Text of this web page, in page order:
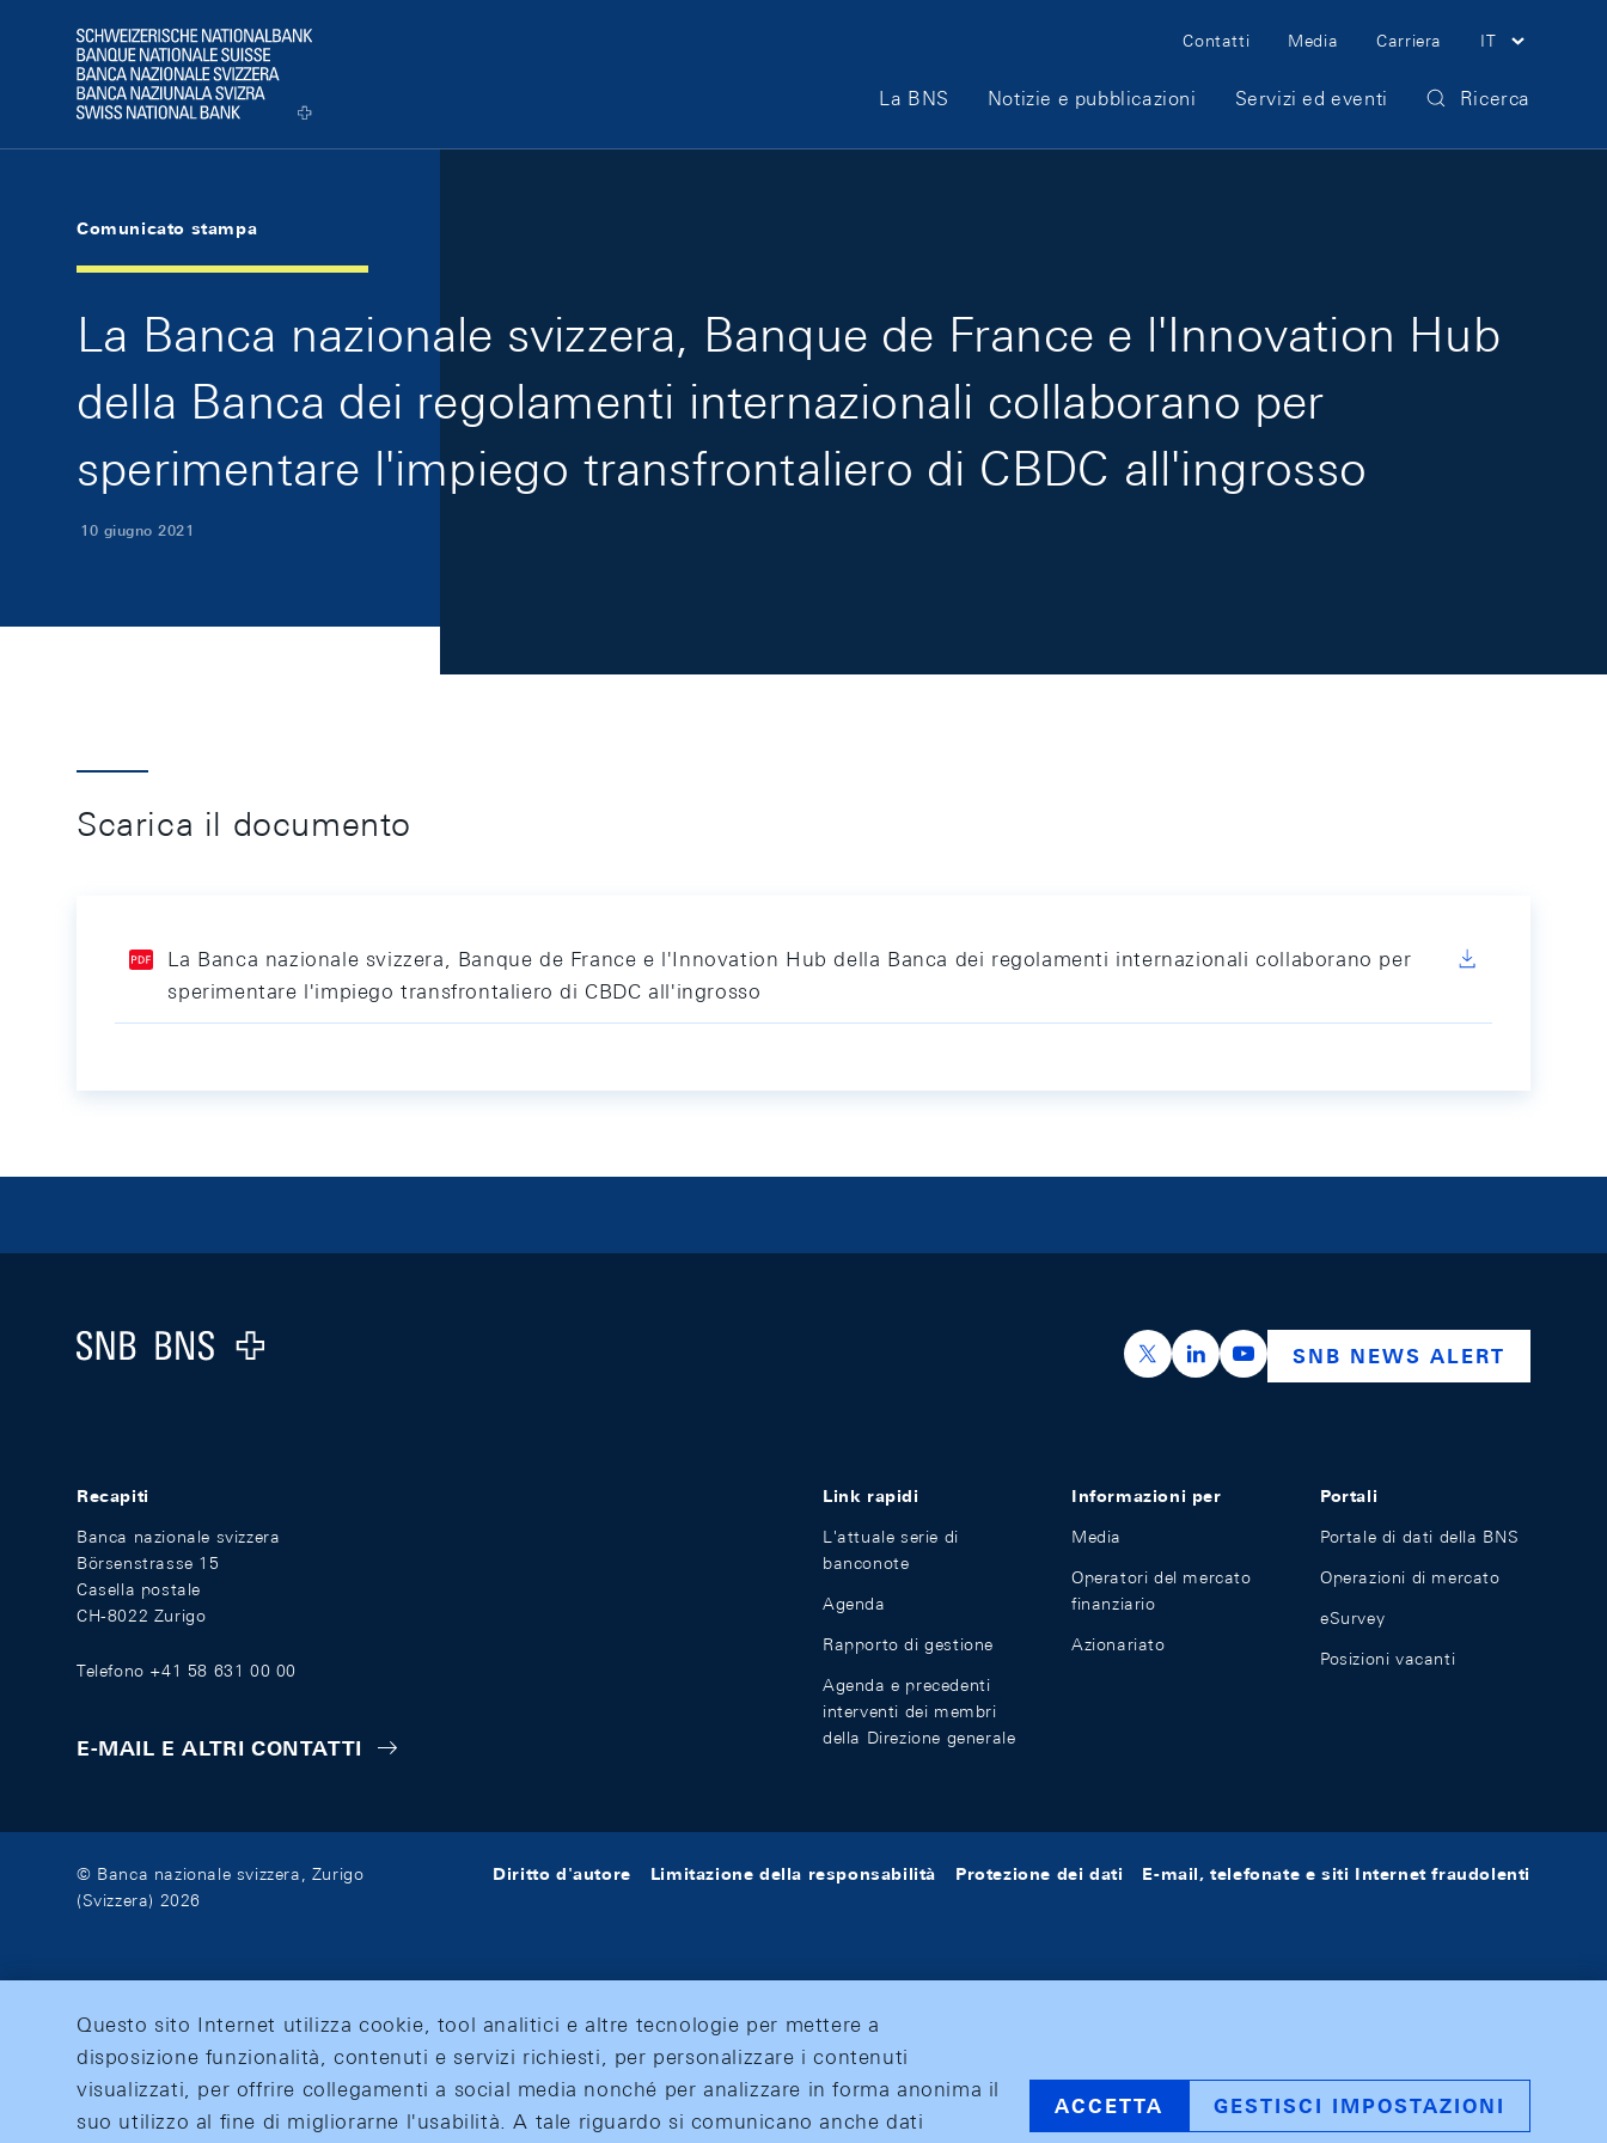
Logo
Meta Navigation
Contatti Media Carriera IT
Main Navigation
La BNS Notizie e pubblicazioni Servizi ed eventi Ricerca
Comunicato stampa
La Banca nazionale svizzera, Banque de France e l'Innovation Hub
della Banca dei regolamenti internazionali collaborano per
sperimentare l'impiego transfrontaliero di CBDC all'ingrosso
10 giugno 2021
Scarica il documento
La Banca nazionale svizzera, Banque de France e l'Innovation Hub della Banca dei regolamenti internazionali collaborano per
sperimentare l'impiego transfrontaliero di CBDC all'ingrosso
Logo
https://x.com/snb_bns
https://ch.linkedin.com/company/swiss-
https://www.youtube.com/
SNB NEWS ALERT
Recapiti
Banca nazionale svizzera
Börsenstrasse 15
Casella postale
CH-8022 Zurigo
Telefono +41 58 631 00 00
E-MAIL E ALTRI CONTATTI
Link rapidi
L'attuale serie di
banconote
Agenda
Rapporto di gestione
Agenda e precedenti
interventi dei membri
della Direzione generale
Informazioni per
Media
Operatori del mercato
finanziario
Azionariato
Portali
Portale di dati della BNS
Operazioni di mercato
eSurvey
Posizioni vacanti
© Banca nazionale svizzera, Zurigo
(Svizzera) 2026
Diritto d'autore Limitazione della responsabilità Protezione dei dati E-mail, telefonate e siti Internet fraudolenti
Questo sito Internet utilizza cookie, tool analitici e altre tecnologie per mettere a
disposizione funzionalità, contenuti e servizi richiesti, per personalizzare i contenuti
visualizzati, per offrire collegamenti a social media nonché per analizzare in forma anonima il
suo utilizzo al fine di migliorarne l'usabilità. A tale riguardo si comunicano anche dati
ACCETTA GESTISCI IMPOSTAZIONI